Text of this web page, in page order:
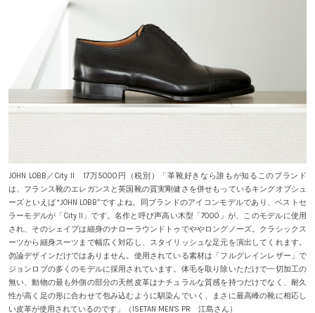
JOHN LOBB／City II 17万5000円（税別）「革靴好きなら誰もが知るこのブランド
は、フランス靴のエレガンスと英国靴の質実剛健さを併せもっているキングオブシュ
ーズといえば“JOHN LOBB”ですよね。同ブランドのアイコンモデルであり、ベストセ
ラーモデルが「City II」です。名作と呼び声高い木型「7000」が、このモデルに使用
され、そのシェイプは細身のナローラウンドトゥでややロングノーズ。クラシックス
ーツから細身スーツまで幅広く対応し、スタイリッシュな足元を演出してくれます。
勿論デザインだけではありません。使用されている素材は「フルグレインレザー」で
ジョンロブの多くのモデルに採用されています。体毛を取り除いただけで一切加工の
無い、動物の最も外側の部分の天然皮革はナチュラルな質感を持つだけでなく、耐久
性が高く足の形に合わせて包み込むように馴染んでいく、まさに最高峰の靴に相応し
い皮革が使用されているのです」（ISETAN MEN'S PR 江島さん）